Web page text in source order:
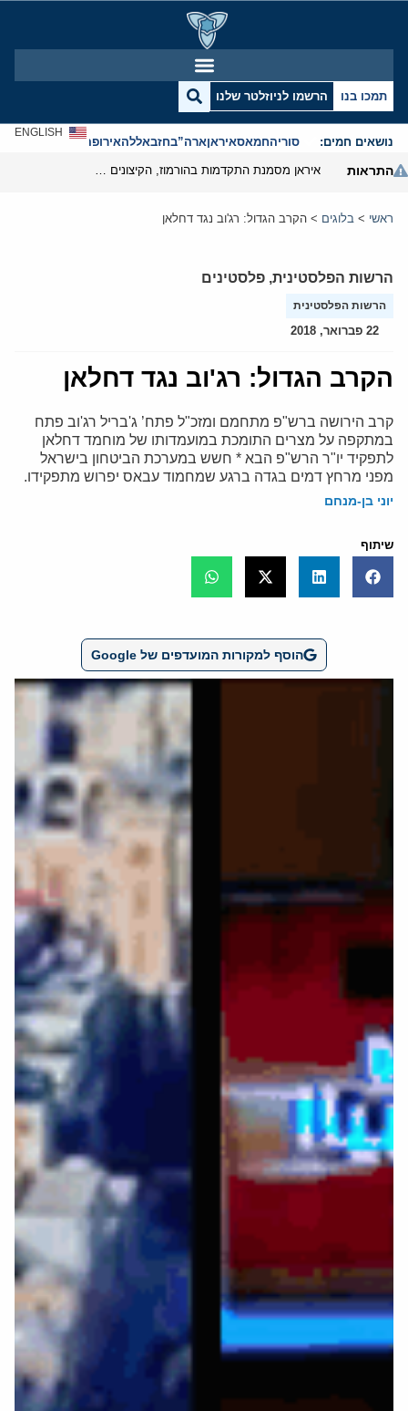
תמכו בנו הרשמו לניוזלטר שלנו
נושאים חמים: סוריהחמאסאיראןארה”בחזבאללהאירופהאנטישמיות
ENGLISH
התראות
ראשי > בלוגים > הקרב הגדול: רג'וב נגד דחלאן
הרשות הפלסטינית, פלסטינים
הרשות הפלסטינית
22 פברואר, 2018
הקרב הגדול: רג'וב נגד דחלאן
קרב הירושה ברש"פ מתחמם ומזכ"ל פתח’ ג'בריל רג'וב פתח
במתקפה על מצרים התומכת במועמדותו של מוחמד דחלאן
לתפקיד יו"ר הרש"פ הבא * חשש במערכת הביטחון בישראל
מפני מרחץ דמים בגדה ברגע שמחמוד עבאס יפרוש מתפקידו.
יוני בן-מנחם
שיתוף
הוסף למקורות המועדפים של Google